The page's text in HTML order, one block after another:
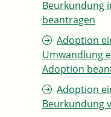
Beurkundung
beantragen
Adoption
Umwandlung
Adoption
Adoption
Beurkundung